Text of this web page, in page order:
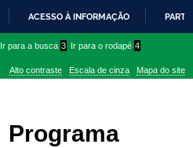
PARA
CONTEÚDO
ACESSO À INFORMAÇÃO
Ir para a busca 3 Ir para o rodapé 4
Alto contraste Escala de cinza Mapa do site
Programa